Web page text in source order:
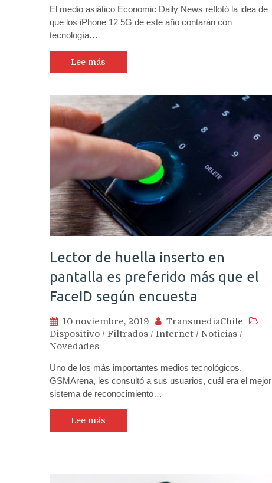
El medio asiático Economic Daily News reflotó la idea de
que los iPhone 12 5G de este año contarán con
tecnología…
Lee más
Lector de huella inserto en
pantalla es preferido más que el
FaceID según encuesta
10 noviembre, 2019
TransmediaChile
Dispositivo / Filtrados / Internet / Noticias /
Novedades
Uno de los más importantes medios tecnológicos,
GSMArena, les consultó a sus usuarios, cuál era el mejor
sistema de reconocimiento…
Lee más